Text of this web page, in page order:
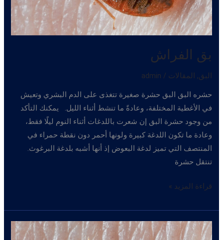
بق الفراش
البق , المقالات /
admin
حشره البق البق حشرة صغيرة تتغذى على الدم البشري وتعيش
في الأغطية المختلفة، وعادةً ما تنشط أثناء الليل. يمكنك التأكد
من وجود حشرة البق إن شعرت باللدغات أثناء النوم ليلًا فقط،
وعادة ما تكون اللدغة كبيرة ولونها أحمر دون نقطة حمراء في
المنتصف التي تميز لدغة البعوض إذ أنها أشبه بلدغة البرغوث.
تنتقل حشرة
بق
قراءة المزيد »